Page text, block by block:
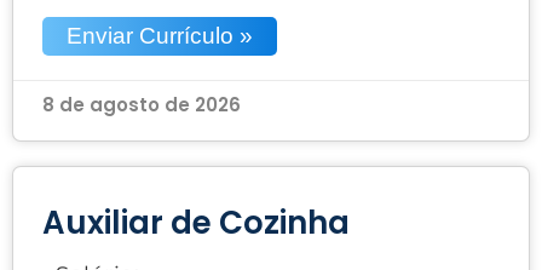
Enviar Currículo »
8 de agosto de 2026
Auxiliar de Cozinha